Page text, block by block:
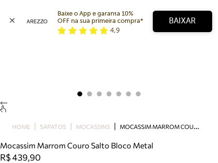
Bolsa
Tamanco
Tênis
Baixe o App e garanta 10%
OFF na sua primeira compra*
4,9
BAIXAR
HOME SAPATOS MOCASSINS M
OCASSIM MARROM COURO SALTO BLOCO METAL
Mocassim Marrom Couro Salto Bloco Metal
R$ 439,90